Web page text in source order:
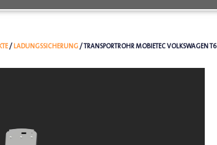
/ LADUNGSSICHERUNG/ TRANSPORTROHR MOBIETEC VOLKSWAGEN T6